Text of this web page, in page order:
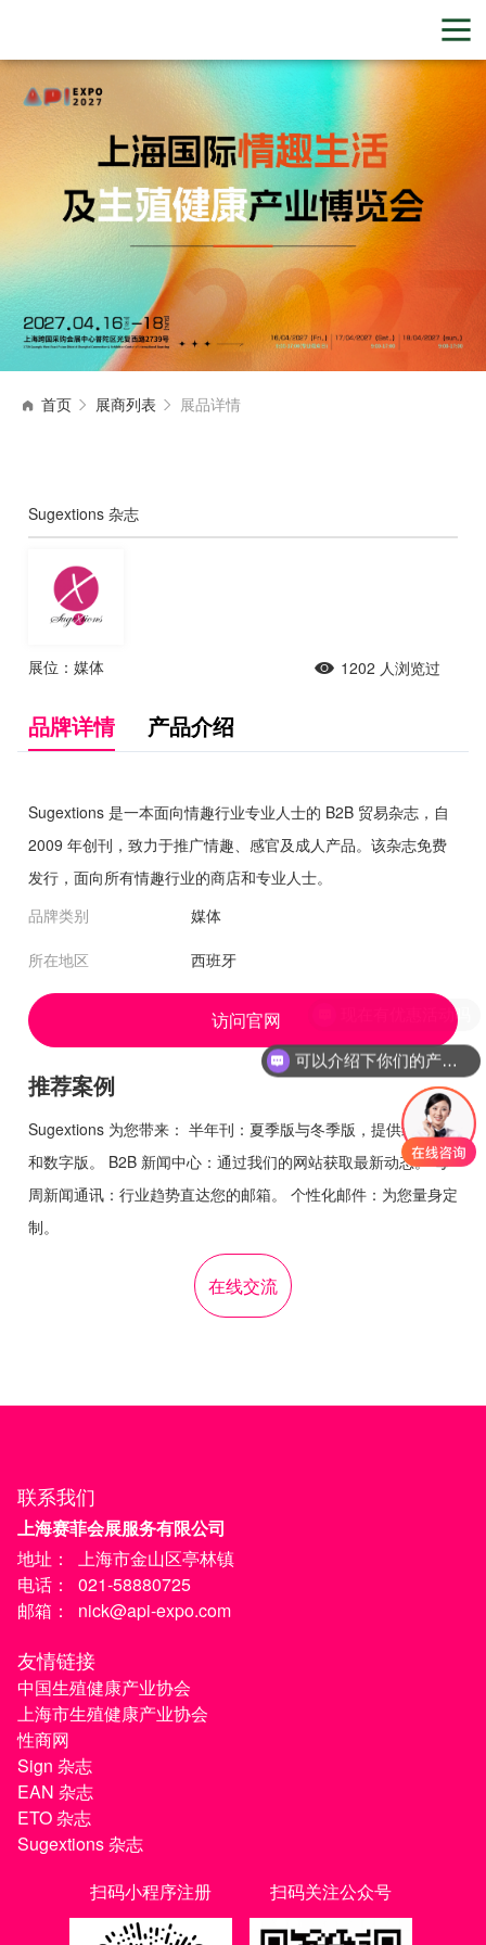
首页 展商列表 展品详情
Sugextions 杂志
展位：媒体 1202 人浏览过
品牌详情 产品介绍
Sugextions 是一本面向情趣行业专业人士的 B2B 贸易杂志，自
2009 年创刊，致力于推广情趣、感官及成人产品。该杂志免费
发行，面向所有情趣行业的商店和专业人士。
品牌类别
媒体
所在地区 西班牙
访问官网
推荐案例
Sugextions 为您带来： 半年刊：夏季版与冬季版，提供纸质版
和数字版。 B2B 新闻中心：通过我们的网站获取最新动态。 每
周新闻通讯：行业趋势直达您的邮箱。 个性化邮件：为您量身定
制。
在线交流
联系我们
上海赛菲会展服务有限公司
地址：
上海市金山区亭林镇
电话：
021-58880725
邮箱：
nick@api-expo.com
友情链接
中国生殖健康产业协会
上海市生殖健康产业协会
性商网
Sign 杂志
EAN 杂志
ETO 杂志
Sugextions 杂志
扫码小程序注册
扫码关注公众号
可以介绍下你们的产品么
现在有优惠活动吗